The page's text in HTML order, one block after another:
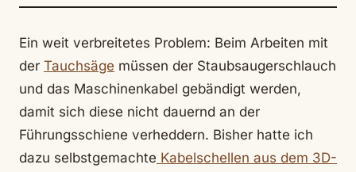
Ein weit verbreitetes Problem: Beim Arbeiten mit
der Tauchsäge müssen der Staubsaugerschlauch
und das Maschinenkabel gebändigt werden,
damit sich diese nicht dauernd an der
Führungsschiene verheddern. Bisher hatte ich
dazu selbstgemachte Kabelschellen aus dem 3D-